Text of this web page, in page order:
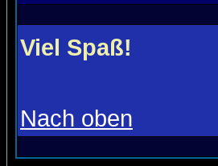
Viel Spaß!
Nach oben